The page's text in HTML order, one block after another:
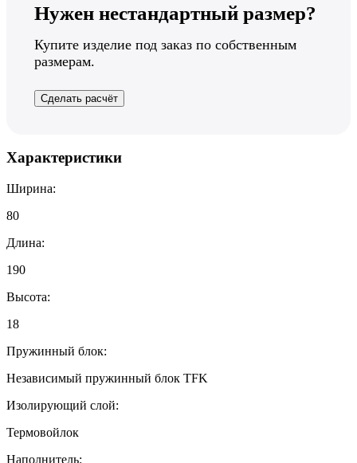
Нужен нестандартный размер?
Купите изделие под заказ по собственным
размерам.
Сделать расчёт
Характеристики
Ширина:
80
Длина:
190
Высота:
18
Пружинный блок:
Независимый пружинный блок TFK
Изолирующий слой:
Термовойлок
Наполнитель: